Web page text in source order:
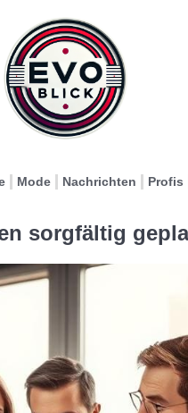
Mode Nachrichten Profis
sorgfältig